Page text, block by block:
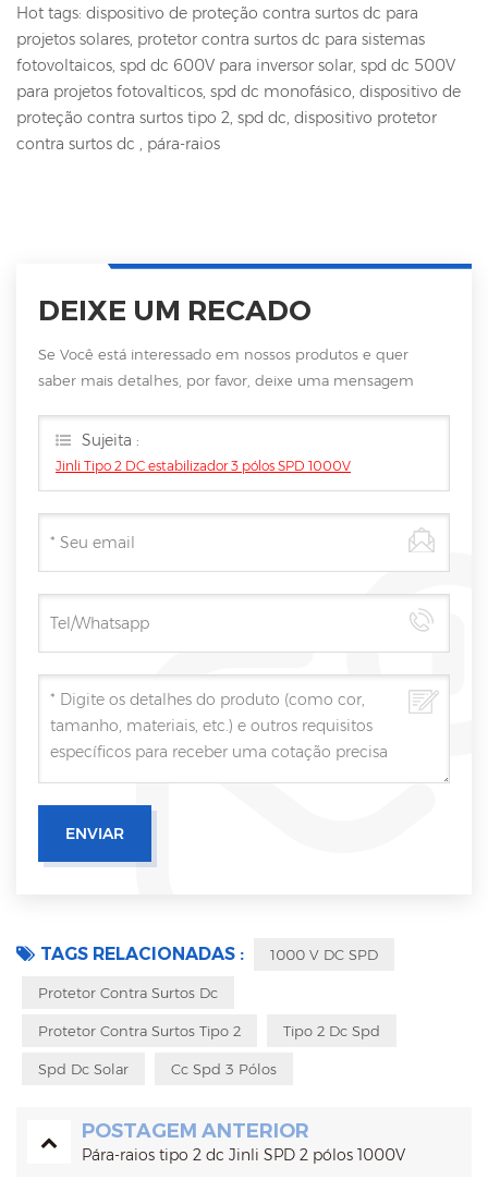
Hot tags: dispositivo de proteção contra surtos dc para
projetos solares, protetor contra surtos dc para sistemas
fotovoltaicos, spd dc 600V para inversor solar, spd dc 500V
para projetos fotovalticos, spd dc monofásico, dispositivo de
proteção contra surtos tipo 2, spd dc, dispositivo protetor
contra surtos dc , pára-raios
DEIXE UM RECADO
Se Você está interessado em nossos produtos e quer
saber mais detalhes, por favor, deixe uma mensagem
Sujeita :
Jinli Tipo 2 DC estabilizador 3 pólos SPD 1000V
TAGS RELACIONADAS : 1000 V DC SPD
Protetor Contra Surtos Dc
Protetor Contra Surtos Tipo 2 Tipo 2 Dc Spd
Spd Dc Solar Cc Spd 3 Pólos
POSTAGEM ANTERIOR
Pára-raios tipo 2 dc Jinli SPD 2 pólos 1000V